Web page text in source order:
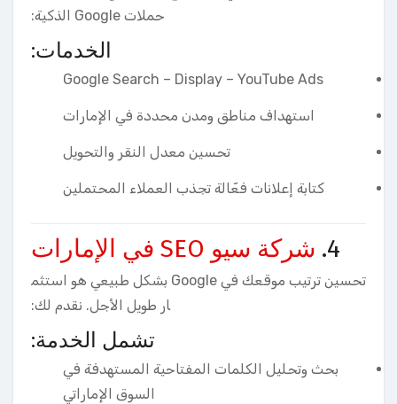
حملات Google الذكية:
الخدمات:
Google Search – Display – YouTube Ads
استهداف مناطق ومدن محددة في الإمارات
تحسين معدل النقر والتحويل
كتابة إعلانات فعّالة تجذب العملاء المحتملين
شركة سيو SEO في الإمارات
تحسين ترتيب موقعك في Google بشكل طبيعي هو استثم
ار طويل الأجل. نقدم لك:
تشمل الخدمة:
بحث وتحليل الكلمات المفتاحية المستهدفة في
السوق الإماراتي